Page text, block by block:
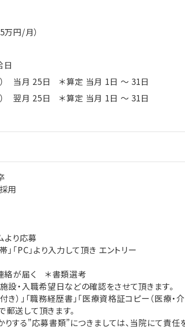
万円/月）
日
） 当月 25日 ＊算定 当月 1日 ～ 31日
） 翌月 25日 ＊算定 当月 1日 ～ 31日
用
より応募
「PC」より入力して頂き エントリー
絡が届く ＊書類選考
・入職希望日などの確認をさせて頂きます。
」「職務経歴書」「医療資格証コピー（医療・介
して頂きます。
る”応募書類”につきましては、当院にて責任を